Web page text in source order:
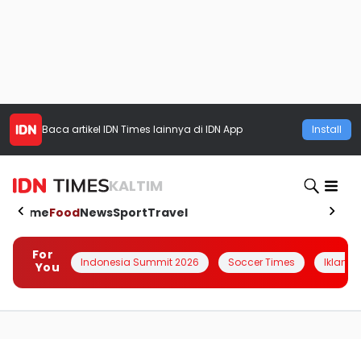
Baca artikel IDN Times lainnya di IDN App Install
KALTIM
HomeFoodNewsSportTravel
For
You
Indonesia Summit 2026 Soccer Times Iklanin